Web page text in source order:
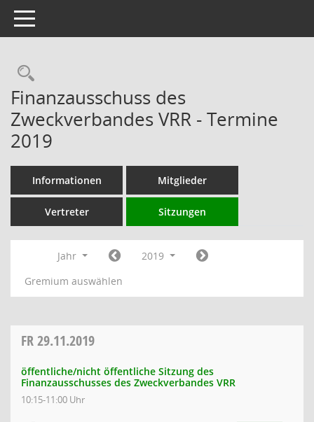
Toggle navigation
Rechercheauswahl
Finanzausschuss des
Zweckverbandes VRR - Termine
2019
Informationen Mitglieder
Vertreter Sitzungen
Jahr
2019
Gremium auswählen
FR29.11.2019
öffentliche/nicht öffentliche Sitzung des
Finanzausschusses des Zweckverbandes VRR
10:15-11:00 Uhr